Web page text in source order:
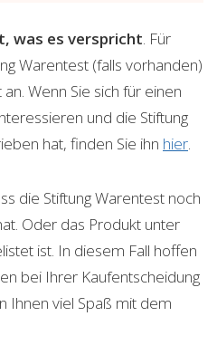
was es verspricht. Für
Warentest (falls vorhanden)
Wenn Sie sich für einen
und die Stiftung
hat, finden Sie ihn hier.
die Stiftung Warentest noch
Oder das Produkt unter
ist. In diesem Fall hoffen
bei Ihrer Kaufentscheidung
Ihnen viel Spaß mit dem